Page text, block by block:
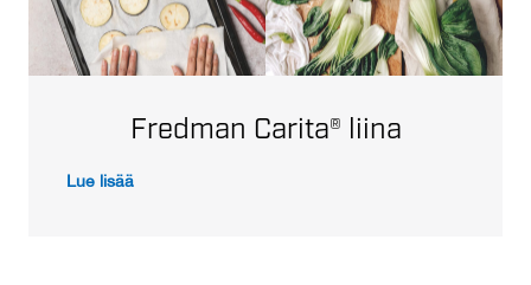
Fredman Carita® liina
Lue lisää